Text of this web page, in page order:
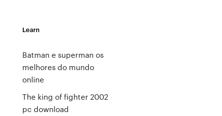
Learn
Batman e superman os
melhores do mundo
online
The king of fighter 2002
pc download